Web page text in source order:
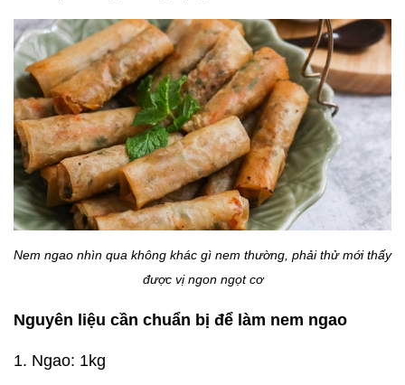
Nem ngao nhìn qua không khác gì nem thường, phải thử mới thấy
được vị ngon ngọt cơ
Nguyên liệu cần chuẩn bị để làm nem ngao
1. Ngao: 1kg